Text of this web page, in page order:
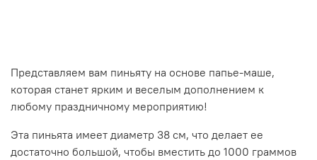
Представляем вам пиньяту на основе папье-маше,
которая станет ярким и веселым дополнением к
любому праздничному мероприятию!
Эта пиньята имеет диаметр 38 см, что делает ее
достаточно большой, чтобы вместить до 1000 граммов